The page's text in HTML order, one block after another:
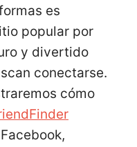
es
popular por
y divertido
conectarse.
cómo